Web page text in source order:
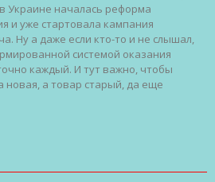
Украине началась реформа
и уже стартовала кампания
Ну а даже если кто-то и не слышал,
системой оказания
каждый. И тут важно, чтобы
новая, а товар старый, да еще